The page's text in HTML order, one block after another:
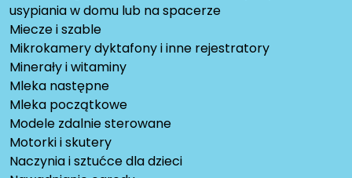
usypiania w domu lub na spacerze
Miecze i szable
Mikrokamery dyktafony i inne rejestratory
Minerały i witaminy
Mleka następne
Mleka początkowe
Modele zdalnie sterowane
Motorki i skutery
Naczynia i sztućce dla dzieci